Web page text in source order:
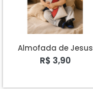
Almofada de Jesus
R$ 3,90